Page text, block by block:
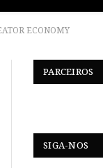
ECONOMY
PARCEIROS
SIGA-NOS